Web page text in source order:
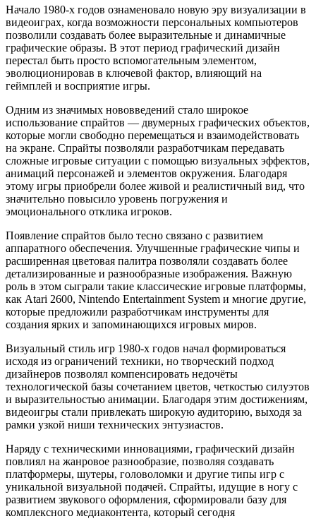
Начало 1980-х годов ознаменовало новую эру визуализации в
видеоиграх, когда возможности персональных компьютеров
позволили создавать более выразительные и динамичные
графические образы. В этот период графический дизайн
перестал быть просто вспомогательным элементом,
эволюционировав в ключевой фактор, влияющий на
геймплей и восприятие игры.
Одним из значимых нововведений стало широкое
использование спрайтов — двумерных графических объектов,
которые могли свободно перемещаться и взаимодействовать
на экране. Спрайты позволяли разработчикам передавать
сложные игровые ситуации с помощью визуальных эффектов,
анимаций персонажей и элементов окружения. Благодаря
этому игры приобрели более живой и реалистичный вид, что
значительно повысило уровень погружения и
эмоционального отклика игроков.
Появление спрайтов было тесно связано с развитием
аппаратного обеспечения. Улучшенные графические чипы и
расширенная цветовая палитра позволяли создавать более
детализированные и разнообразные изображения. Важную
роль в этом сыграли такие классические игровые платформы,
как Atari 2600, Nintendo Entertainment System и многие другие,
которые предложили разработчикам инструменты для
создания ярких и запоминающихся игровых миров.
Визуальный стиль игр 1980-х годов начал формироваться
исходя из ограничений техники, но творческий подход
дизайнеров позволял компенсировать недочёты
технологической базы сочетанием цветов, четкостью силуэтов
и выразительностью анимации. Благодаря этим достижениям,
видеоигры стали привлекать широкую аудиторию, выходя за
рамки узкой ниши технических энтузиастов.
Наряду с техническими инновациями, графический дизайн
повлиял на жанровое разнообразие, позволяя создавать
платформеры, шутеры, головоломки и другие типы игр с
уникальной визуальной подачей. Спрайты, идущие в ногу с
развитием звукового оформления, сформировали базу для
комплексного медиаконтента, который сегодня